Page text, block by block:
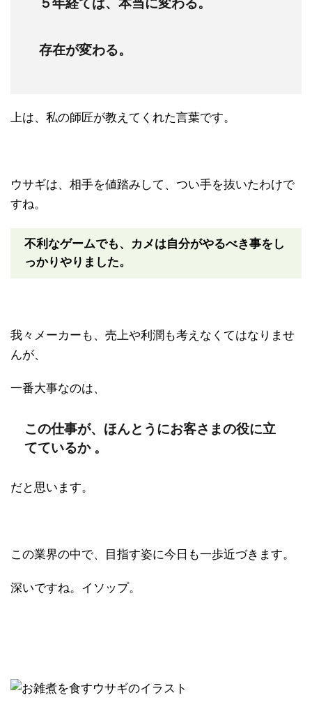
５年経てば、本当に変わる。
存在が変わる。
上は、私の師匠が教えてくれた言葉です。
ウサギは、相手を値踏みして、つい手を抜いたわけで
すね。
不利なゲームでも、カメは自分がやるべき事をし
っかりやりました。
我々メーカーも、売上や利潤も考えなくてはなりませ
んが、
一番大事なのは、
この仕事が、ほんとうにお客さまの役に立
てているか 。
だと思います。
この業界の中で、目指す姿に今日も一歩近づきます。
深いですね。イソップ。